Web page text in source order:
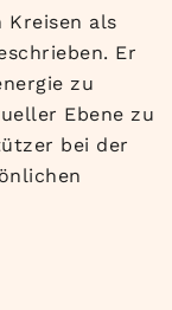
als
Er
zu
Ebene zu
bei der